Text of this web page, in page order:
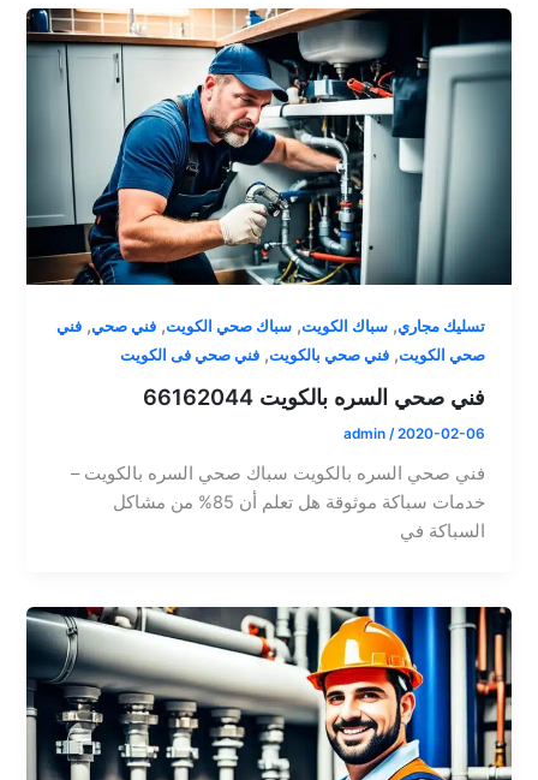
تسليك مجاري,سباك الكويت,سباك صحي الكويت,فني صحي,فني
صحي الكويت,فني صحي بالكويت,فني صحي فى الكويت
فني صحي السره بالكويت 66162044
admin /2020-02-06
فني صحي السره بالكويت سباك صحي السره بالكويت –
خدمات سباكة موثوقة هل تعلم أن 85% من مشاكل
السباكة في